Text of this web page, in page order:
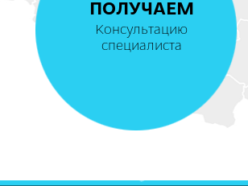
ПОЛУЧАЕМ
Консультацию
специалиста